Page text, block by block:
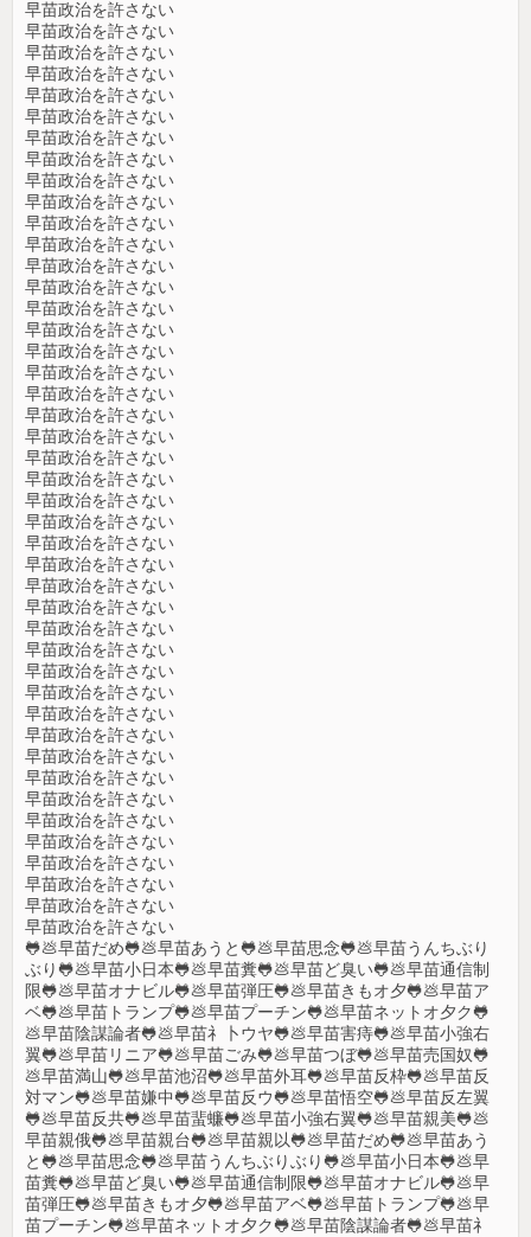
早苗政治を許さない
早苗政治を許さない
早苗政治を許さない
早苗政治を許さない
早苗政治を許さない
早苗政治を許さない
早苗政治を許さない
早苗政治を許さない
早苗政治を許さない
早苗政治を許さない
早苗政治を許さない
早苗政治を許さない
早苗政治を許さない
早苗政治を許さない
早苗政治を許さない
早苗政治を許さない
早苗政治を許さない
早苗政治を許さない
早苗政治を許さない
早苗政治を許さない
早苗政治を許さない
早苗政治を許さない
早苗政治を許さない
早苗政治を許さない
早苗政治を許さない
早苗政治を許さない
早苗政治を許さない
早苗政治を許さない
早苗政治を許さない
早苗政治を許さない
早苗政治を許さない
早苗政治を許さない
早苗政治を許さない
早苗政治を許さない
早苗政治を許さない
早苗政治を許さない
早苗政治を許さない
早苗政治を許さない
早苗政治を許さない
早苗政治を許さない
早苗政治を許さない
早苗政治を許さない
早苗政治を許さない
早苗政治を許さない
🐸💩早苗だめ🐸💩早苗あうと🐸💩早苗思念🐸💩早苗うんちぶり
ぶり🐸💩早苗小日本🐸💩早苗糞🐸💩早苗ど臭い🐸💩早苗通信制
限🐸💩早苗オナビル🐸💩早苗弾圧🐸💩早苗きもオ夕🐸💩早苗ア
ベ🐸💩早苗トランプ🐸💩早苗プーチン🐸💩早苗ネットオ夕ク🐸
💩早苗陰謀論者🐸💩早苗礻卜ウヤ🐸💩早苗害痔🐸💩早苗小強右
翼🐸💩早苗リニア🐸💩早苗ごみ🐸💩早苗つぼ🐸💩早苗売国奴🐸
💩早苗満山🐸💩早苗池沼🐸💩早苗外耳🐸💩早苗反枠🐸💩早苗反
対マン🐸💩早苗嫌中🐸💩早苗反ウ🐸💩早苗悟空🐸💩早苗反左翼
🐸💩早苗反共🐸💩早苗蜚蠊🐸💩早苗小強右翼🐸💩早苗親美🐸💩
早苗親俄🐸💩早苗親台🐸💩早苗親以🐸💩早苗だめ🐸💩早苗あう
と🐸💩早苗思念🐸💩早苗うんちぶりぶり🐸💩早苗小日本🐸💩早
苗糞🐸💩早苗ど臭い🐸💩早苗通信制限🐸💩早苗オナビル🐸💩早
苗弾圧🐸💩早苗きもオ夕🐸💩早苗アベ🐸💩早苗トランプ🐸💩早
苗プーチン🐸💩早苗ネットオ夕ク🐸💩早苗陰謀論者🐸💩早苗礻